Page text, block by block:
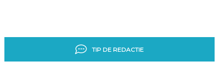
TIP DE REDACTIE